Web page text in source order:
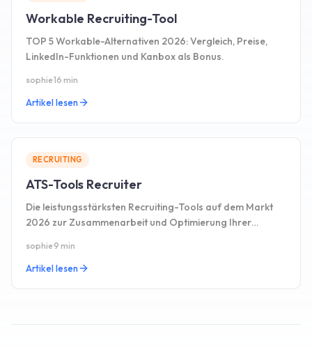
Workable Recruiting-Tool
TOP 5 Workable-Alternativen 2026: Vergleich, Preise,
LinkedIn-Funktionen und Kanbox als Bonus.
sophie·16 min
Artikel lesen
RECRUITING
ATS-Tools Recruiter
Die leistungsstärksten Recruiting-Tools auf dem Markt
2026 zur Zusammenarbeit und Optimierung Ihrer
sophie·9 min
Artikel lesen